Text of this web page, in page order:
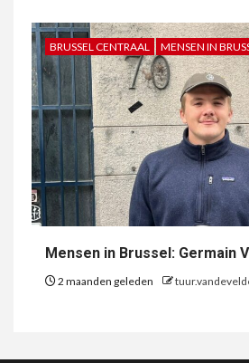
BRUSSEL CENTRAAL MENSEN IN
Mensen in Brussel: Germain
2 maanden geleden